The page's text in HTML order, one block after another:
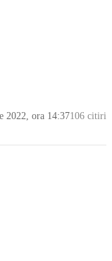
2022, ora 14:37106 citiri